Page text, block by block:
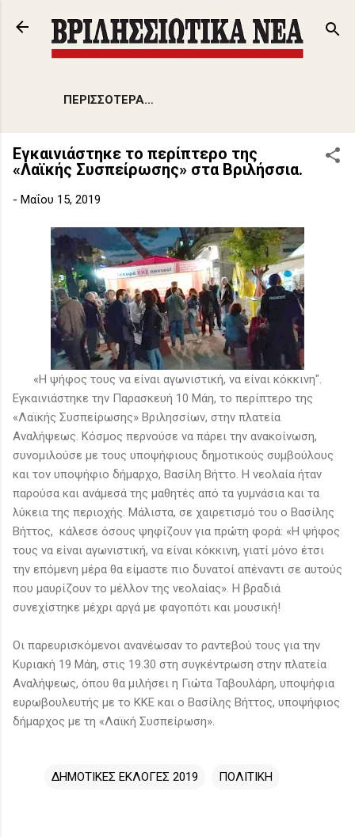
Μετάβαση στο κύριο περιεχόμενο
ΠΕΡΙΣΣΌΤΕΡΑ…
Εγκαινιάστηκε το περίπτερο της
«Λαϊκής Συσπείρωσης» στα Βριλήσσια.
- Μαΐου 15, 2019
«Η ψήφος τους να είναι αγωνιστική, να είναι κόκκινη".
Εγκαινιάστηκε την Παρασκευή 10 Μάη, το περίπτερο της
«Λαϊκής Συσπείρωσης» Βριλησσίων, στην πλατεία
Αναλήψεως. Κόσμος περνούσε να πάρει την ανακοίνωση,
συνομιλούσε με τους υποψήφιους δημοτικούς συμβούλους
και τον υποψήφιο δήμαρχο, Βασίλη Βήττο. Η νεολαία ήταν
παρούσα και ανάμεσά της μαθητές από τα γυμνάσια και τα
λύκεια της περιοχής. Μάλιστα, σε χαιρετισμό του ο Βασίλης
Βήττος, κάλεσε όσους ψηφίζουν για πρώτη φορά: «Η ψήφος
τους να είναι αγωνιστική, να είναι κόκκινη, γιατί μόνο έτσι
την επόμενη μέρα θα είμαστε πιο δυνατοί απέναντι σε αυτούς
που μαυρίζουν το μέλλον της νεολαίας». Η βραδιά
συνεχίστηκε μέχρι αργά με φαγοπότι και μουσική!
Οι παρευρισκόμενοι ανανέωσαν το ραντεβού τους για την
Κυριακή 19 Μάη, στις 19.30 στη συγκέντρωση στην πλατεία
Αναλήψεως, όπου θα μιλήσει η Γιώτα Ταβουλάρη, υποψήφια
ευρωβουλευτής με το ΚΚΕ και ο Βασίλης Βήττος, υποψήφιος
δήμαρχος με τη «Λαϊκή Συσπείρωση».
ΔΗΜΟΤΙΚΕΣ ΕΚΛΟΓΕΣ 2019 ΠΟΛΙΤΙΚΗ